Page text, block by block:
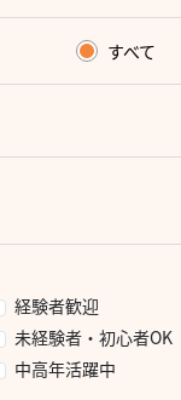
すべて
経験者歓迎
未経験者・初心者OK
中高年活躍中